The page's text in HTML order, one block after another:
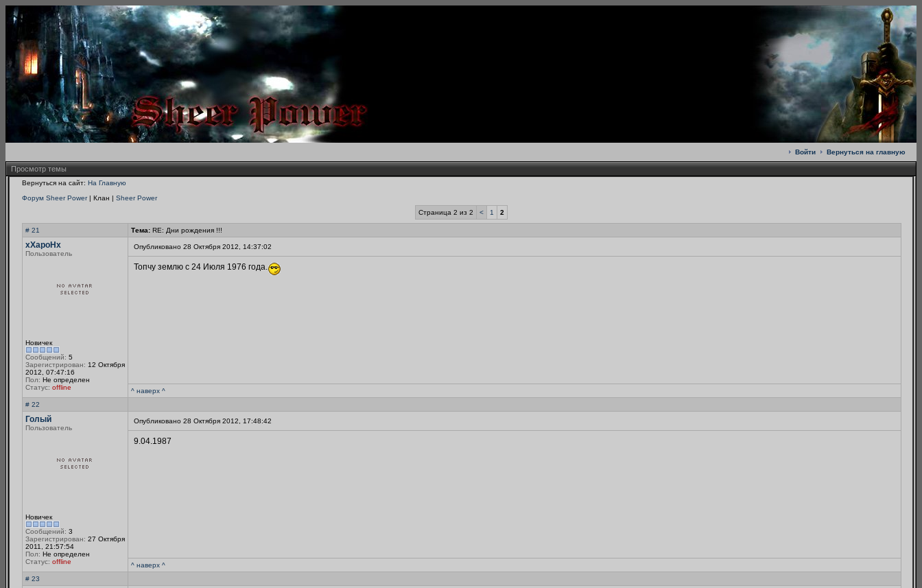
Войти Вернуться на главную
Просмотр темы
Вернуться на сайт: На Главную
Форум Sheer Power| Клан | Sheer Power
Страница 2 из 2
< 1 2
# 21 Тема: RE: Дни рождения !!!
xXapoHx
Пользователь
Новичек
Сообщений: 5
Зарегистрирован: 12 Октября
2012, 07:47:16
Пол: Не определен
Статус: offline
Опубликовано 28 Октября 2012, 14:37:02
Топчу землю с 24 Июля 1976 года.
^ наверх ^
# 22
Голый
Пользователь
Новичек
Сообщений: 3
Зарегистрирован: 27 Октября
2011, 21:57:54
Пол: Не определен
Статус: offline
Опубликовано 28 Октября 2012, 17:48:42
9.04.1987
^ наверх ^
# 23